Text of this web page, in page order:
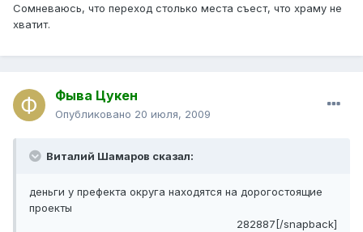
Сомневаюсь, что переход столько места съест, что храму не
хватит.
Фыва Цукен
Опубликовано 20 июля, 2009
Виталий Шамаров сказал:
деньги у префекта округа находятся на дорогостоящие
проекты
282887[/snapback]